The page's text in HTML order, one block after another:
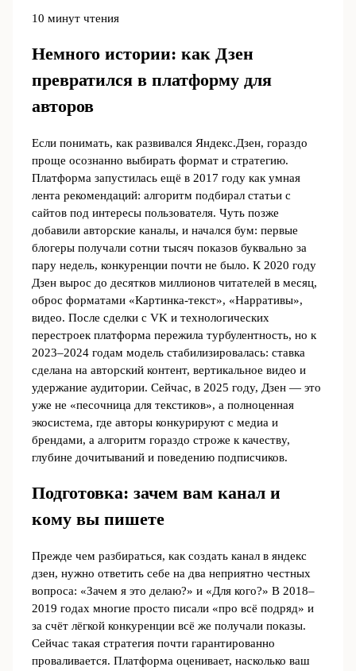
10 минут чтения
Немного истории: как Дзен
превратился в платформу для
авторов
Если понимать, как развивался Яндекс.Дзен, гораздо
проще осознанно выбирать формат и стратегию.
Платформа запустилась ещё в 2017 году как умная
лента рекомендаций: алгоритм подбирал статьи с
сайтов под интересы пользователя. Чуть позже
добавили авторские каналы, и начался бум: первые
блогеры получали сотни тысяч показов буквально за
пару недель, конкуренции почти не было. К 2020 году
Дзен вырос до десятков миллионов читателей в месяц,
оброс форматами «Картинка-текст», «Нарративы»,
видео. После сделки с VK и технологических
перестроек платформа пережила турбулентность, но к
2023–2024 годам модель стабилизировалась: ставка
сделана на авторский контент, вертикальное видео и
удержание аудитории. Сейчас, в 2025 году, Дзен — это
уже не «песочница для текстиков», а полноценная
экосистема, где авторы конкурируют с медиа и
брендами, а алгоритм гораздо строже к качеству,
глубине дочитываний и поведению подписчиков.
Подготовка: зачем вам канал и
кому вы пишете
Прежде чем разбираться, как создать канал в яндекс
дзен, нужно ответить себе на два неприятно честных
вопроса: «Зачем я это делаю?» и «Для кого?» В 2018–
2019 годах многие просто писали «про всё подряд» и
за счёт лёгкой конкуренции всё же получали показы.
Сейчас такая стратегия почти гарантированно
проваливается. Платформа оценивает, насколько ваш